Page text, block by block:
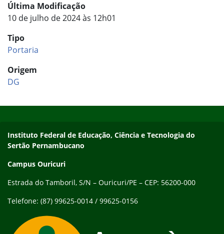
Última Modificação
10 de julho de 2024 às 12h01
Tipo
Portaria
Origem
DG
Endereço
Instituto Federal de Educação, Ciência e Tecnologia do
Sertão Pernambucano
Campus Ouricuri
Estrada do Tamboril, S/N – Ouricuri/PE – CEP: 56200-000
Telefone: (87) 99625-0014 / 99625-0156